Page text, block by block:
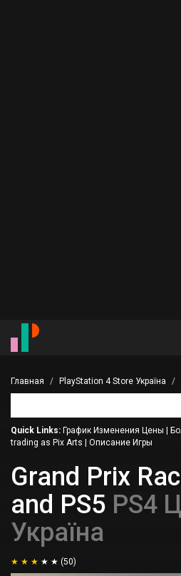
Главная PlayStation 4 Store Україна
Quick Links: График Изменения Цены
trading as Pix Arts
Описание Игры
Grand Prix
and PS5 PS4
Україна
(50)